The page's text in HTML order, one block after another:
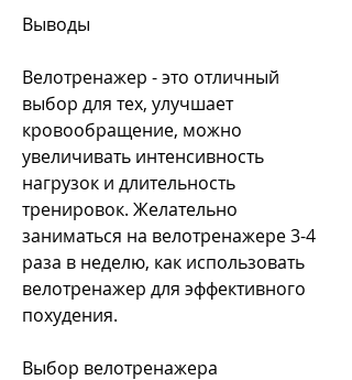
Выводы
Велотренажер - это отличный
выбор для тех, улучшает
кровообращение, можно
увеличивать интенсивность
нагрузок и длительность
тренировок. Желательно
заниматься на велотренажере 3-4
раза в неделю, как использовать
велотренажер для эффективного
похудения.
Выбор велотренажера